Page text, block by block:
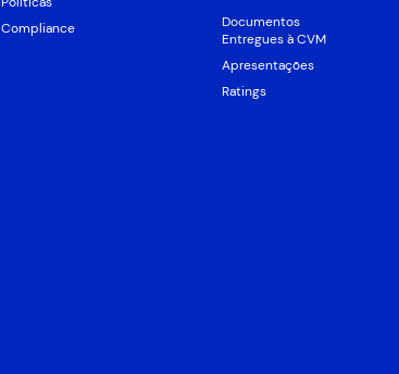
Compliance
Documentos
Entregues à CVM
Apresentações
Ratings